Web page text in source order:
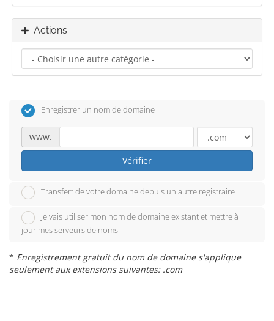
Actions
Enregistrer un nom de domaine
www.
Vérifier
Transfert de votre domaine depuis un autre registraire
Je vais utiliser mon nom de domaine existant et mettre à
jour mes serveurs de noms
* Enregistrement gratuit du nom de domaine s'applique
seulement aux extensions suivantes: .com